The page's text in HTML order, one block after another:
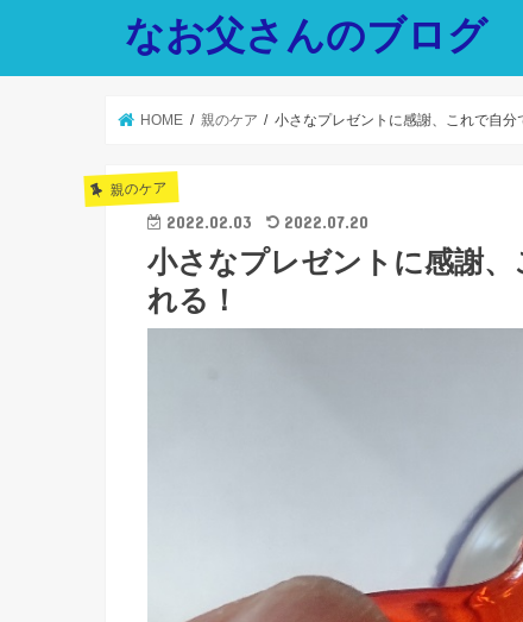
なお父さんのブログ
HOME 親のケア 小さなプレゼントに感謝、これで自分
親のケア
2022.02.03 2022.07.20
小さなプレゼントに感謝
れる！